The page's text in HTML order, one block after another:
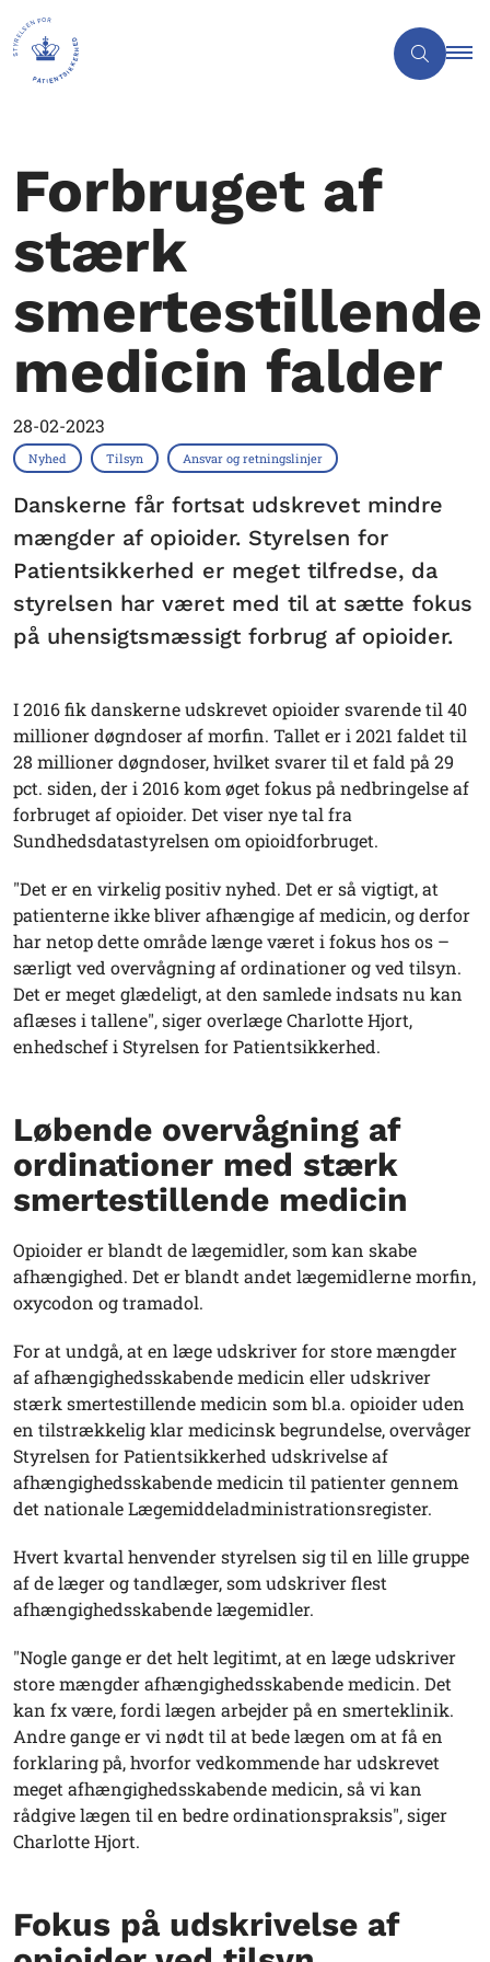
Forbruget af
stærk
smertestillende
medicin falder
28-02-2023
Nyhed Tilsyn Ansvar og retningslinjer
Danskerne får fortsat udskrevet mindre
mængder af opioider. Styrelsen for
Patientsikkerhed er meget tilfredse, da
styrelsen har været med til at sætte fokus
på uhensigtsmæssigt forbrug af opioider.
I 2016 fik danskerne udskrevet opioider svarende til 40
millioner døgndoser af morfin. Tallet er i 2021 faldet til
28 millioner døgndoser, hvilket svarer til et fald på 29
pct. siden, der i 2016 kom øget fokus på nedbringelse af
forbruget af opioider. Det viser nye tal fra
Sundhedsdatastyrelsen om opioidforbruget.
"Det er en virkelig positiv nyhed. Det er så vigtigt, at
patienterne ikke bliver afhængige af medicin, og derfor
har netop dette område længe været i fokus hos os –
særligt ved overvågning af ordinationer og ved tilsyn.
Det er meget glædeligt, at den samlede indsats nu kan
aflæses i tallene", siger overlæge Charlotte Hjort,
enhedschef i Styrelsen for Patientsikkerhed.
Løbende overvågning af
ordinationer med stærk
smertestillende medicin
Opioider er blandt de lægemidler, som kan skabe
afhængighed. Det er blandt andet lægemidlerne morfin,
oxycodon og tramadol.
For at undgå, at en læge udskriver for store mængder
af afhængighedsskabende medicin eller udskriver
stærk smertestillende medicin som bl.a. opioider uden
en tilstrækkelig klar medicinsk begrundelse, overvåger
Styrelsen for Patientsikkerhed udskrivelse af
afhængighedsskabende medicin til patienter gennem
det nationale Lægemiddeladministrationsregister.
Hvert kvartal henvender styrelsen sig til en lille gruppe
af de læger og tandlæger, som udskriver flest
afhængighedsskabende lægemidler.
"Nogle gange er det helt legitimt, at en læge udskriver
store mængder afhængighedsskabende medicin. Det
kan fx være, fordi lægen arbejder på en smerteklinik.
Andre gange er vi nødt til at bede lægen om at få en
forklaring på, hvorfor vedkommende har udskrevet
meget afhængighedsskabende medicin, så vi kan
rådgive lægen til en bedre ordinationspraksis", siger
Charlotte Hjort.
Fokus på udskrivelse af